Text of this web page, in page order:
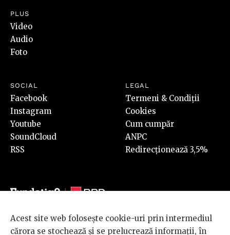
PLUS
Video
Audio
Foto
SOCIAL
Facebook
Instagram
Youtube
SoundCloud
RSS
LEGAL
Termeni & Condiții
Cookies
Cum cumpăr
ANPC
Redirecționează 3,5%
© 2026 BRD Groupe Société Générale, toate drepturile rezervate.
Acest site web folosește cookie-uri prin intermediul
cărora se stochează și se prelucrează informații, în